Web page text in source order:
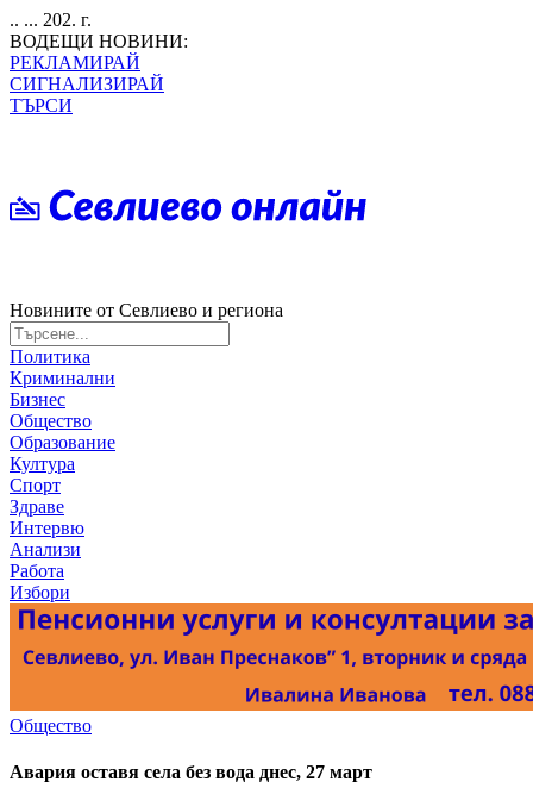
.. ... 202. г.
ВОДЕЩИ НОВИНИ:
РЕКЛАМИРАЙ
СИГНАЛИЗИРАЙ
ТЪРСИ
Новините от Севлиево и региона
Политика
Криминални
Бизнес
Общество
Образование
Култура
Спорт
Здраве
Интервю
Анализи
Работа
Избори
Общество
Авария оставя села без вода днес, 27 март